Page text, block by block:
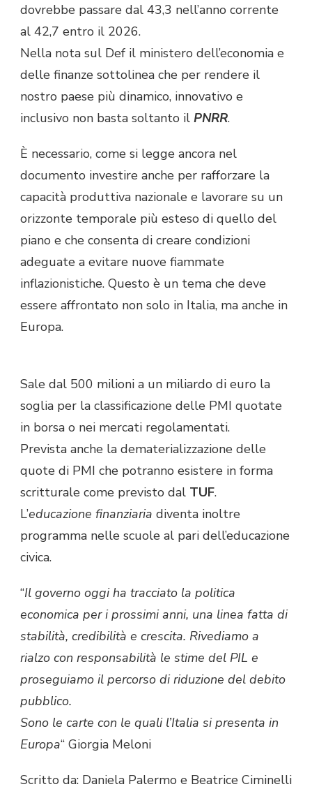
dovrebbe passare dal 43,3 nell’anno corrente
al 42,7 entro il 2026.
Nella nota sul Def il ministero dell’economia e
delle finanze sottolinea che per rendere il
nostro paese più dinamico, innovativo e
inclusivo non basta soltanto il PNRR.
È necessario, come si legge ancora nel
documento investire anche per rafforzare la
capacità produttiva nazionale e lavorare su un
orizzonte temporale più esteso di quello del
piano e che consenta di creare condizioni
adeguate a evitare nuove fiammate
inflazionistiche. Questo è un tema che deve
essere affrontato non solo in Italia, ma anche in
Europa.
Sale dal 500 milioni a un miliardo di euro la
soglia per la classificazione delle PMI quotate
in borsa o nei mercati regolamentati.
Prevista anche la dematerializzazione delle
quote di PMI che potranno esistere in forma
scritturale come previsto dal TUF.
L’educazione finanziaria diventa inoltre
programma nelle scuole al pari dell’educazione
civica.
“Il governo oggi ha tracciato la politica
economica per i prossimi anni, una linea fatta di
stabilità, credibilità e crescita. Rivediamo a
rialzo con responsabilità le stime del PIL e
proseguiamo il percorso di riduzione del debito
pubblico.
Sono le carte con le quali l’Italia si presenta in
Europa“ Giorgia Meloni
Scritto da: Daniela Palermo e Beatrice Ciminelli